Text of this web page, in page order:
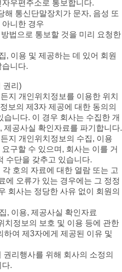
우편주소로 통보합니다.
해 통신단말장치가 문자, 음성 또
니한 경우
법으로 통보할 것을 미리 요청한
, 이용 및 제공하는 데 있어 회원
니다.
권리)
지 개인위치정보를 이용한 위치
보의 제3자 제공에 대한 동의의
니다. 이 경우 회사는 수집한 개
제공사실 확인자료를 파기합니다.
지 개인위치정보의 수집, 이용
구할 수 있으며, 회사는 이를 거
수단을 갖추고 있습니다.
호의 자료에 대한 열람 또는 고
에 오류가 있는 경우에는 그 정정
회사는 정당한 사유 없이 회원의
, 이용, 제공사실 확인자료
치정보의 보호 및 이용 등에 관한
하여 제3자에게 제공된 이유 및
리행사를 위해 회사의 소정의
다.